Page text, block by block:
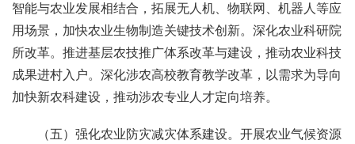
智能与农业发展相结合，拓展无人机、物联网、机器人等应
用场景，加快农业生物制造关键技术创新。深化农业科研院
所改革。推进基层农技推广体系改革与建设，推动农业科技
成果进村入户。深化涉农高校教育教学改革，以需求为导向
加快新农科建设，推动涉农专业人才定向培养。
（五）强化农业防灾减灾体系建设。开展农业气候资源